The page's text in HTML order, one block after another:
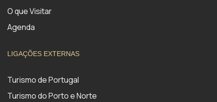
O que Visitar
Agenda
LIGAÇÕES EXTERNAS
Turismo de Portugal
Turismo do Porto e Norte